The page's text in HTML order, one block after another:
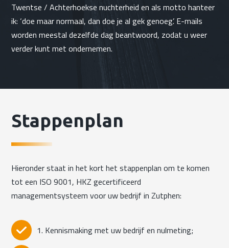
Twentse / Achterhoekse nuchterheid en als motto hanteer
ik: ‘doe maar normaal, dan doe je al gek genoeg’. E-mails
worden meestal dezelfde dag beantwoord, zodat u weer
verder kunt met ondernemen.
Stappenplan
Hieronder staat in het kort het stappenplan om te komen
tot een ISO 9001, HKZ gecertificeerd
managementsysteem voor uw bedrijf in Zutphen:
1. Kennismaking met uw bedrijf en nulmeting;